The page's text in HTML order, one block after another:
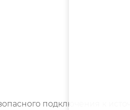
подключения к